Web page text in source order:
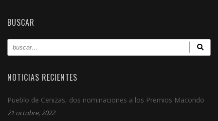
BUSCAR
NOTICIAS RECIENTES
Pueblo de Cenizas, dos nominaciones a los Premios Macondo
21 octubre, 2022